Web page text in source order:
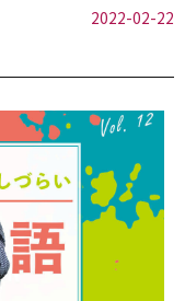
2022-02-22